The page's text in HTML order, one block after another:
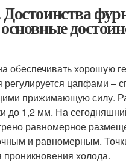
обеспечивать хорошую
регулируется цапфами –
прижимающую силу.
до 1,2 мм. На
равномерное
и равномерным.
проникновения холода.